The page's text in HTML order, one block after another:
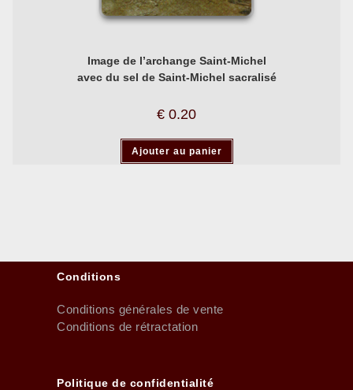
Image de l’archange Saint-Michel
avec du sel de Saint-Michel sacralisé
€ 0.20
Ajouter au panier
Conditions
Conditions générales de vente
Conditions de rétractation
Politique de confidentialité